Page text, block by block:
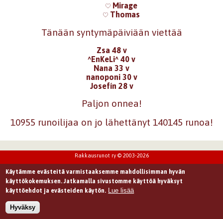
Mirage
Thomas
Tänään syntymäpäiviään viettää
Zsa 48 v
^EnKeLi^ 40 v
Nana 33 v
nanoponi 30 v
Josefín 28 v
Paljon onnea!
10955 runoilijaa on jo lähettänyt 140145 runoa!
Rakkausrunot ry © 2003-2026
Käytämme evästeitä varmistaaksemme mahdollisimman hyvän
käyttökokemuksen. Jatkamalla sivustomme käyttöä hyväksyt
käyttöehdot ja evästeiden käytön. Lue lisää
Hyväksy